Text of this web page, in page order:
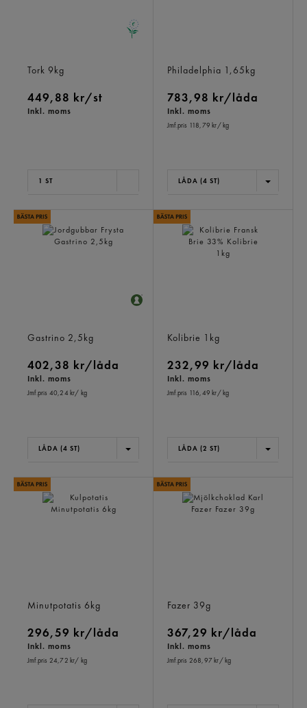
Tork 9kg
449,88 kr/st
Inkl. moms
1 ST
Philadelphia 1,65kg
783,98 kr/låda
Inkl. moms
Jmf.pris 118,79 kr/ kg
LÅDA (4 ST)
Gastrino 2,5kg
402,38 kr/låda
Inkl. moms
Jmf.pris 40,24 kr/ kg
LÅDA (4 ST)
Kolibrie 1kg
232,99 kr/låda
Inkl. moms
Jmf.pris 116,49 kr/ kg
LÅDA (2 ST)
Minutpotatis 6kg
296,59 kr/låda
Inkl. moms
Jmf.pris 24,72 kr/ kg
Fazer 39g
367,29 kr/låda
Inkl. moms
Jmf.pris 268,97 kr/ kg